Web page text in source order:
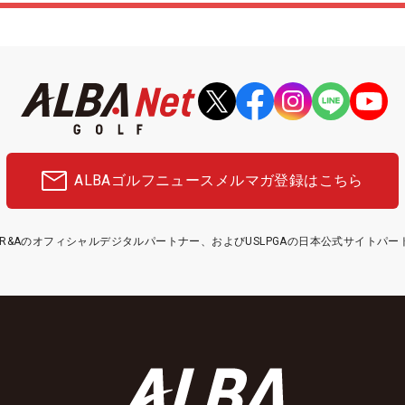
ALBAゴルフニュース メルマガ登録はこちら
のオフィシャルデジタルパートナー、およびUSLPGAの日本公式サイトパー